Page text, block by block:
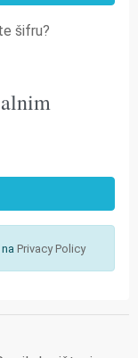
šifru?
Privacy Policy